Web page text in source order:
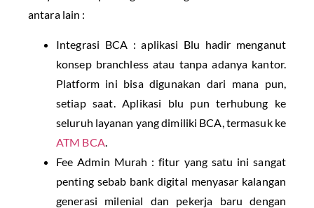
antara lain :
Integrasi BCA : aplikasi Blu hadir menganut
konsep branchless atau tanpa adanya kantor.
Platform ini bisa digunakan dari mana pun,
setiap saat. Aplikasi blu pun terhubung ke
seluruh layanan yang dimiliki BCA, termasuk ke
ATM BCA
Fee Admin Murah : fitur yang satu ini sangat
penting sebab bank digital menyasar kalangan
generasi milenial dan pekerja baru dengan